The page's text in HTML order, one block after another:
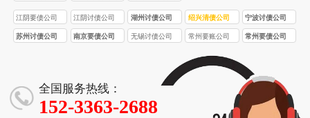
司
江阴要债公司 江阴讨债公司 湖州讨债公司 绍兴清债公司 宁波讨债公司
苏州讨债公司 南京要债公司 无锡讨债公司 常州要账公司 常州要债公司
全国服务热线：
152-3363-2688